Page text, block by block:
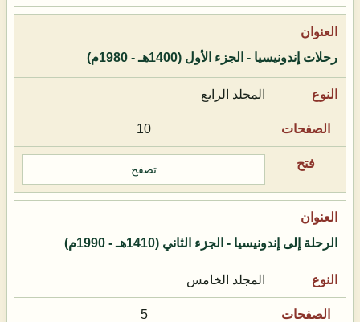
رحلات إندونيسيا - الجزء الأول (1400هـ - 1980م)
المجلد الرابع
10
تصفح
الرحلة إلى إندونيسيا - الجزء الثاني (1410هـ - 1990م)
المجلد الخامس
5